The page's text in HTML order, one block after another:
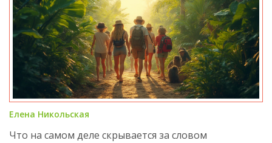
Елена Никольская
Что на самом деле скрывается за словом